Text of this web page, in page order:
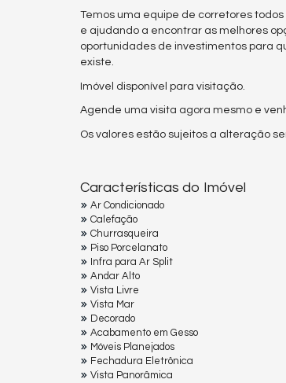
Temos uma equipe de corretores
e ajudando a encontrar as melhores
oportunidades de investimentos para
existe.
Imóvel disponível para visitação.
Agende uma visita agora mesmo e
Os valores estão sujeitos a alteração
Características do Imóvel
Ar Condicionado
Calefação
Churrasqueira
Piso Porcelanato
Infra para Ar Split
Andar Alto
Vista Livre
Vista Mar
Decorado
Acabamento em Gesso
Móveis Planejados
Fechadura Eletrônica
Vista Panorâmica